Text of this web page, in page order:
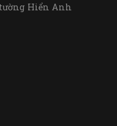
Hiển Anh